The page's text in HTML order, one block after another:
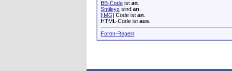
BB-Code ist an
Smileys sind an
[IMG] Code ist an
HTML-Code ist aus
Foren-Regeln